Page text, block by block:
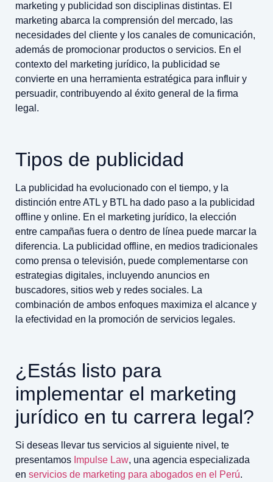
marketing y publicidad son disciplinas distintas. El
marketing abarca la comprensión del mercado, las
necesidades del cliente y los canales de comunicación,
además de promocionar productos o servicios. En el
contexto del marketing jurídico, la publicidad se
convierte en una herramienta estratégica para influir y
persuadir, contribuyendo al éxito general de la firma
legal.
Tipos de publicidad
La publicidad ha evolucionado con el tiempo, y la
distinción entre ATL y BTL ha dado paso a la publicidad
offline y online. En el marketing jurídico, la elección
entre campañas fuera o dentro de línea puede marcar la
diferencia. La publicidad offline, en medios tradicionales
como prensa o televisión, puede complementarse con
estrategias digitales, incluyendo anuncios en
buscadores, sitios web y redes sociales. La
combinación de ambos enfoques maximiza el alcance y
la efectividad en la promoción de servicios legales.
¿Estás listo para
implementar el marketing
jurídico en tu carrera legal?
Si deseas llevar tus servicios al siguiente nivel, te
presentamos Impulse Law, una agencia especializada
en servicios de marketing para abogados en el Perú.